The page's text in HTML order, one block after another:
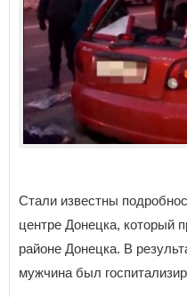
Стали известны
центре Донецка, который
районе Донецка. В
мужчина был